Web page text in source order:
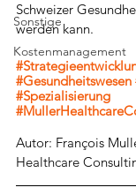
Sonstige
Kostenmanagement
Schweizer
werden kann.
#Gesundheitswesen
#Spezialisierung
Autor: François
Healthcare